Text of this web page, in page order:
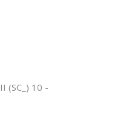
(SC_) 10 -